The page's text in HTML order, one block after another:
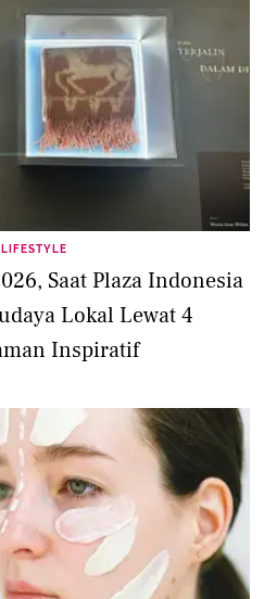
LIFESTYLE
Saat Plaza Indonesia
Lokal Lewat 4
Inspiratif